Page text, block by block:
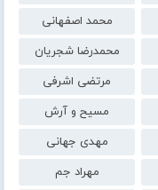
محمد اصفهانی
محمدرضا شجریان
مرتضی اشرفی
مسیح و آرش
مهدی جهانی
مهراد جم